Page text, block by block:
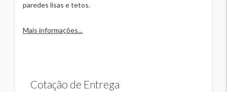
paredes lisas e tetos.
Mais informações...
Cotação de Entrega